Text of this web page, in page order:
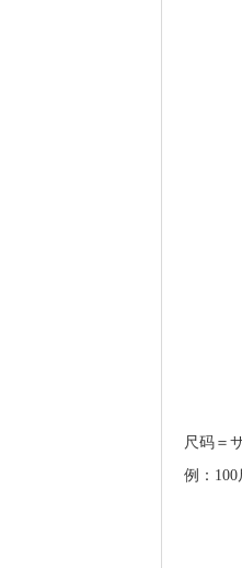
尺码＝
例：100